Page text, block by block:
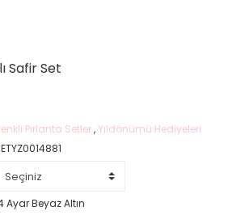
Safir Set
Pırlanta Setler,Yıldönümü Hediyeleri
Ayar Beyaz Altın